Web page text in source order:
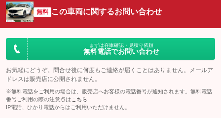
サイドカメラ
：装備あり ルーフレール
：装備なし
：装備なし
：装備なし
無料 この車両に関するお問い合わせ
まずは在庫確認・見積り依頼
無料電話でお問い合わせ
お気軽にどうぞ。問合せ後に何度もご連絡が届くことはありません。メールア
ドレスは販売店に公開されません。
※無料電話をご利用の場合は、販売店へお客様の電話番号が通知されます。無料電話
番号ご利用の際の注意点は こちら
IP電話、ひかり電話からはご利用いただけません。